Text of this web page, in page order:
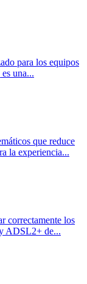
para los equipos
una...
que reduce
la experiencia...
correctamente los
ADSL2+ de...